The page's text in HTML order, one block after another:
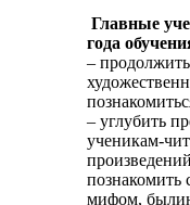
Главные
года
–
– углубить
ученикам-
познакомить
мифом,